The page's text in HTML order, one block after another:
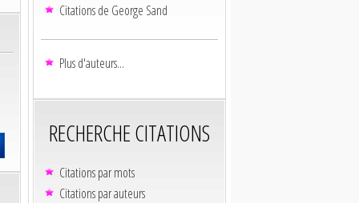
Citations de George Sand
Plus d'auteurs...
RECHERCHE CITATIONS
Citations par mots
Citations par auteurs